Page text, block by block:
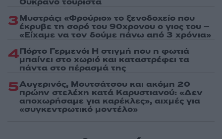
3Μυστράς: «Φρούριο» το ξενοδοχείο που
έκρυβε τη σορό του 90χρονου ο γιος του –
«Είχαμε να τον δούμε πάνω από 3 χρόνια»
4Πόρτο Γερμενό: Η στιγμή που η φωτιά
μπαίνει στο χωριό και καταστρέφει τα
πάντα στο πέρασμά της
5Αυγερινός, Μουτσάτσου και ακόμη 20
πρώην στελέχη κατά Καρυστιανού: «Δεν
αποχωρήσαμε για καρέκλες», αιχμές για
«συγκεντρωτικό μοντέλο»